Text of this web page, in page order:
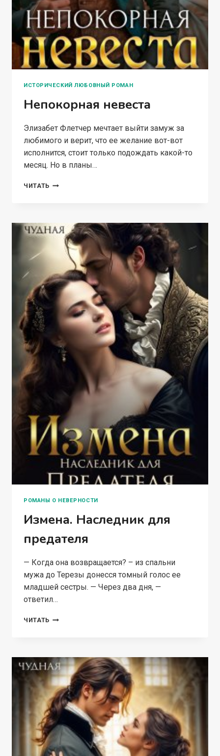
ИСТОРИЧЕСКИЙ ЛЮБОВНЫЙ РОМАН
Непокорная невеста
Элизабет Флетчер мечтает выйти замуж за
любимого и верит, что ее желание вот-вот
исполнится, стоит только подождать какой-то
месяц. Но в планы…
ЧИТАТЬ НЕПОКОРНАЯ
РОМАНЫ О НЕВЕРНОСТИ
Измена. Наследник для
предателя
— Когда она возвращается? – из спальни
мужа до Терезы донесся томный голос ее
младшей сестры. — Через два дня, —
ответил…
ЧИТАТЬ ИЗМЕНА.